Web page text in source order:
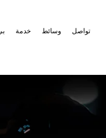
خدمة وسائط تواصل